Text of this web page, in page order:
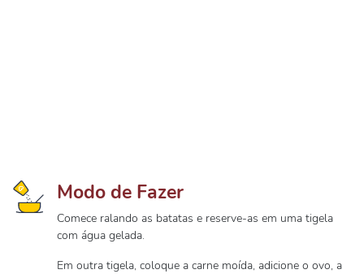
Modo de Fazer
Comece ralando as batatas e reserve-as em uma tigela
com água gelada.
Em outra tigela, coloque a carne moída, adicione o ovo, a